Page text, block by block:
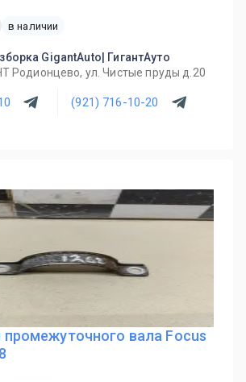
в наличии
GigantAuto| ГигантАуто
Родионцево, ул. Чистые пруды д.20
(921) 716-10-20
вала Focus